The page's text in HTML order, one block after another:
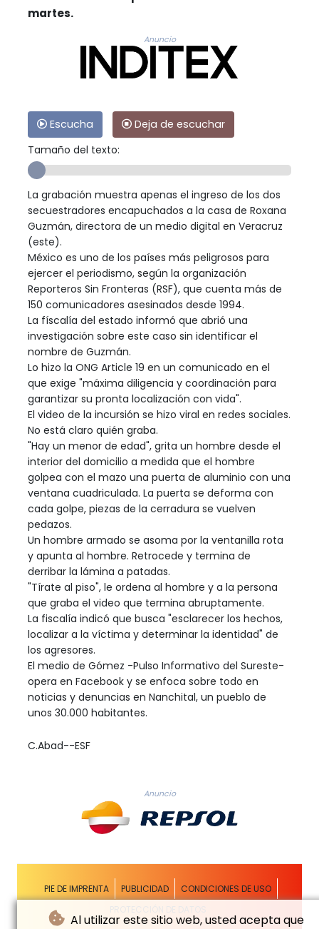
Al utilizar este sitio web, usted acepta que
martes.
Anuncio
Escucha
Deja de escuchar
Tamaño del texto:
La grabación muestra apenas el ingreso de los dos
secuestradores encapuchados a la casa de Roxana
Guzmán, directora de un medio digital en Veracruz
(este).
México es uno de los países más peligrosos para
ejercer el periodismo, según la organización
Reporteros Sin Fronteras (RSF), que cuenta más de
150 comunicadores asesinados desde 1994.
La físcalía del estado informó que abrió una
investigación sobre este caso sin identificar el
nombre de Guzmán.
Lo hizo la ONG Article 19 en un comunicado en el
que exige "máxima diligencia y coordinación para
garantizar su pronta localización con vida".
El video de la incursión se hizo viral en redes sociales.
No está claro quién graba.
"Hay un menor de edad", grita un hombre desde el
interior del domicilio a medida que el hombre
golpea con el mazo una puerta de aluminio con una
ventana cuadriculada. La puerta se deforma con
cada golpe, piezas de la cerradura se vuelven
pedazos.
Un hombre armado se asoma por la ventanilla rota
y apunta al hombre. Retrocede y termina de
derribar la lámina a patadas.
"Tírate al piso", le ordena al hombre y a la persona
que graba el video que termina abruptamente.
La fiscalía indicó que busca "esclarecer los hechos,
localizar a la víctima y determinar la identidad" de
los agresores.
El medio de Gómez -Pulso Informativo del Sureste-
opera en Facebook y se enfoca sobre todo en
noticias y denuncias en Nanchital, un pueblo de
unos 30.000 habitantes.
C.Abad--ESF
Anuncio
PIE DE IMPRENTA PUBLICIDAD
CONDICIONES DE USO